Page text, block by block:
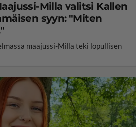
Milla valitsi Kallen
syyn: "Miten
maajussi-Milla teki lopullisen